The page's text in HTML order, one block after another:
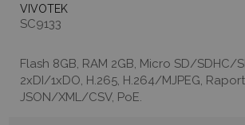
VIVOTEK
SC9133
Flash 8GB, RAM 2GB, Micro SD/SDHC/
2xDI/1xDO, H.265, H.264/MJPEG,
JSON/XML/CSV, PoE.